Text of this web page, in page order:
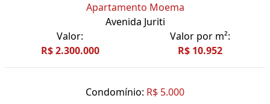
Apartamento Moema
Avenida Juriti
Valor:
R$ 2.300.000
Valor por m²:
R$ 10.952
Condomínio: R$ 5.000